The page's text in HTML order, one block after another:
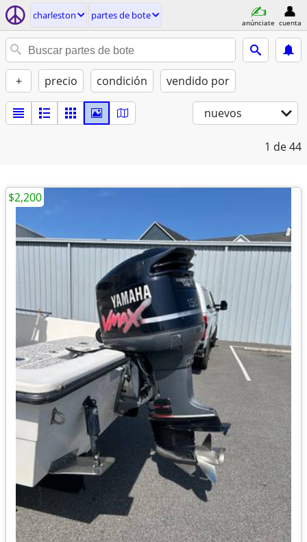
charleston partes de bote
anúnciate cuenta
+ precio condición vendido por
nuevos
1 de 44
$2,200